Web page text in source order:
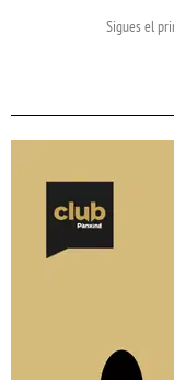
Sigues el